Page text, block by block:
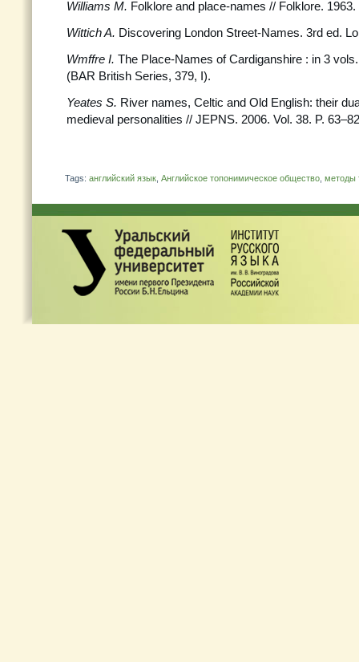
Williams M. Folklore and place-names // Folklore. 1963.
Wittich A. Discovering London Street-Names. 3rd ed.
Wmffre I. The Place-Names of Cardiganshire : in 3
(BAR British Series, 379, I).
Yeates S. River names, Celtic and Old English: their
medieval personalities // JEPNS. 2006. Vol. 38. P.
Tags: английский язык Английское топонимическое общество методы